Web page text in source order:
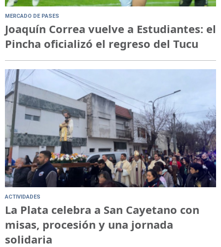
MERCADO DE PASES
Joaquín Correa vuelve a Estudiantes: el
Pincha oficializó el regreso del Tucu
ACTIVIDADES
La Plata celebra a San Cayetano con
misas, procesión y una jornada
solidaria